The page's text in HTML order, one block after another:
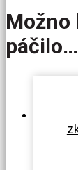
Možno
páčilo…